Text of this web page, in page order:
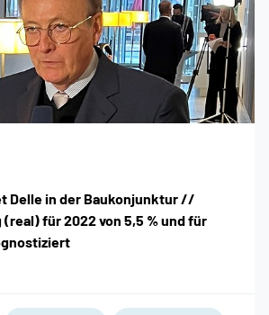
Delle in der Baukonjunktur //
für 2022 von 5,5 % und für